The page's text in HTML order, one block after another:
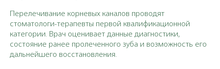
Перелечивание корневых каналов проводят
стоматологи-терапевты первой квалификационной
категории. Врач оценивает данные диагностики,
состояние ранее пролеченного зуба и возможность его
дальнейшего восстановления.